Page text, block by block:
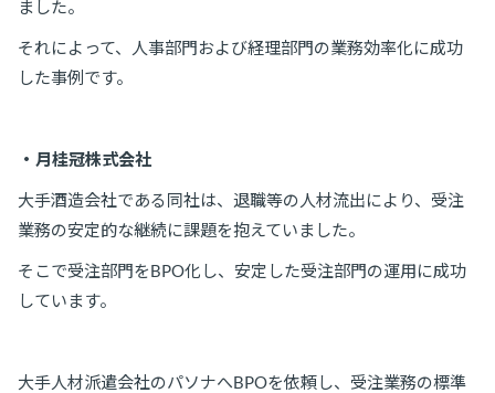
ました。
それによって、人事部門および経理部門の業務効率化に成功
した事例です。
・月桂冠株式会社
大手酒造会社である同社は、退職等の人材流出により、受注
業務の安定的な継続に課題を抱えていました。
そこで受注部門をBPO化し、安定した受注部門の運用に成功
しています。
大手人材派遣会社のパソナへBPOを依頼し、受注業務の標準